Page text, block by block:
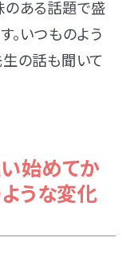
のある話題で盛
。いつものよう
の話も聞いて
始めてか
うな変化